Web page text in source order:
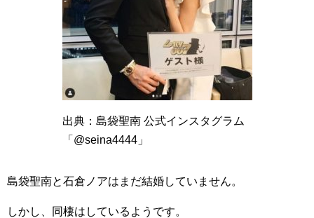
出典：島袋聖南 公式インスタグラム
「@seina4444」
島袋聖南と石倉ノアはまだ結婚していません。
しかし、同棲はしているようです。